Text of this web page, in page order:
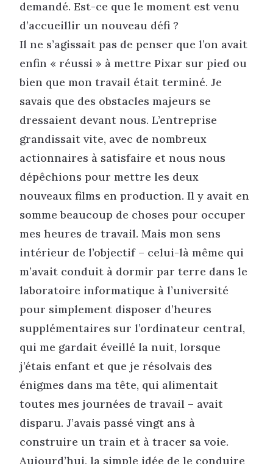
demandé. Est-ce que le moment est venu
d’accueillir un nouveau défi ?
Il ne s’agissait pas de penser que l’on avait
enfin « réussi » à mettre Pixar sur pied ou
bien que mon travail était terminé. Je
savais que des obstacles majeurs se
dressaient devant nous. L’entreprise
grandissait vite, avec de nombreux
actionnaires à satisfaire et nous nous
dépêchions pour mettre les deux
nouveaux films en production. Il y avait en
somme beaucoup de choses pour occuper
mes heures de travail. Mais mon sens
intérieur de l’objectif – celui-là même qui
m’avait conduit à dormir par terre dans le
laboratoire informatique à l’université
pour simplement disposer d’heures
supplémentaires sur l’ordinateur central,
qui me gardait éveillé la nuit, lorsque
j’étais enfant et que je résolvais des
énigmes dans ma tête, qui alimentait
toutes mes journées de travail – avait
disparu. J’avais passé vingt ans à
construire un train et à tracer sa voie.
Aujourd’hui, la simple idée de le conduire